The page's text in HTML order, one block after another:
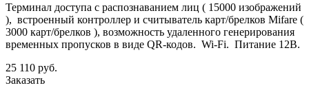
Терминал доступа с распознаванием лиц ( 15000 изображений
), встроенный контроллер и считыватель карт/брелков Mifare (
3000 карт/брелков ), возможность удаленного генерирования
временных пропусков в виде QR-кодов. Wi-Fi. Питание 12В.
25 110 руб.
Заказать